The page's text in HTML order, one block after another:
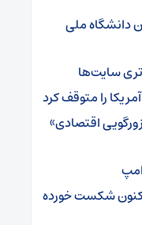
دانشگاه ملی
سایت‌ها
را متوقف کرد
اقتصادی»
شکست خورده